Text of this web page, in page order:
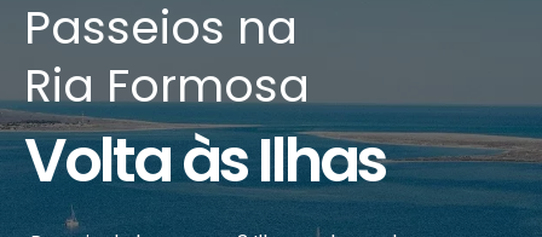
de Água
Observação
de Golfinhos